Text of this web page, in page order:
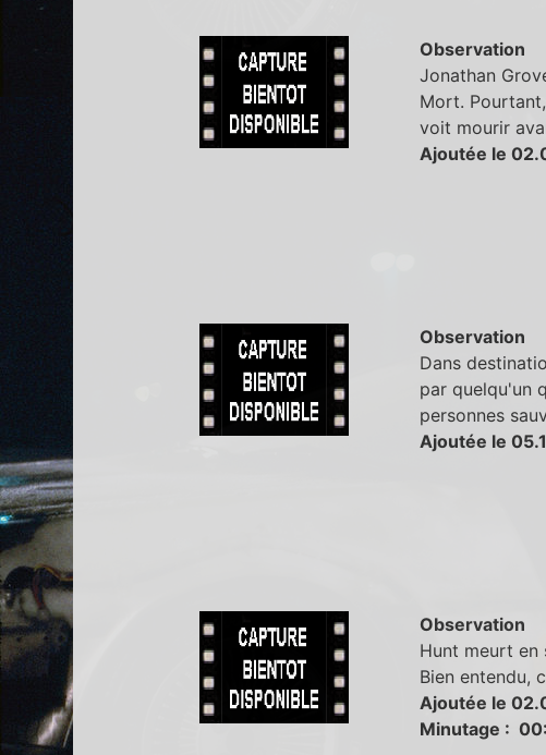
Observation
Jonathan
Mort.
voit mourir
Ajoutée le
Observation
Dans
par quelqu'un
personnes
Ajoutée le
Observation
Hunt meurt en
Bien entendu,
Ajoutée le
Minutage :